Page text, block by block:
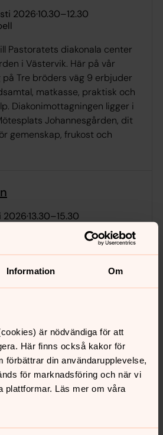
Information Om
är nödvändiga för att
Här finns också kakor för
förbättrar din användarupplevelse,
för marknadsföring och när vi
plattformar. Läs mer om våra
2026·10.30–12.30
Pastoratets diakonala center
i Västervik. Här på vår
Tre bröders väg 9 erbjuder
matkasse, praktisk och
Diakonimottagningen ligger i
Johannesgården, dit
gemenskap, frukost och
2026·13.30–15.30
medarbetare erbjuder
och skapande. Vi erbjuder
där man får möjlighet att
material, hantverk och tillfälle
och individuella samtal.
Gunnebo